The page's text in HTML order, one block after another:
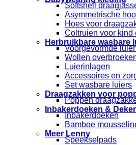
Softshell
Asymmetrische
Hoes voor
Coltruien voor kind
Herbruikbare wasbare
Voorgevormde
Wollen
Luierinlagen
Accessoires en
Set wasbare luiers
Draagzakken voor
Poppen
Inbakerdoeken &
Inbakerdoeken
Bamboe
Meer Lenny
Speekselpads